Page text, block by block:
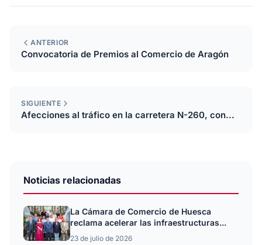
ANTERIOR
Convocatoria de Premios al Comercio de Aragón
SIGUIENTE
Afecciones al tráfico en la carretera N-260, con...
Noticias relacionadas
La Cámara de Comercio de Huesca
reclama acelerar las infraestructuras...
23 de julio de 2026